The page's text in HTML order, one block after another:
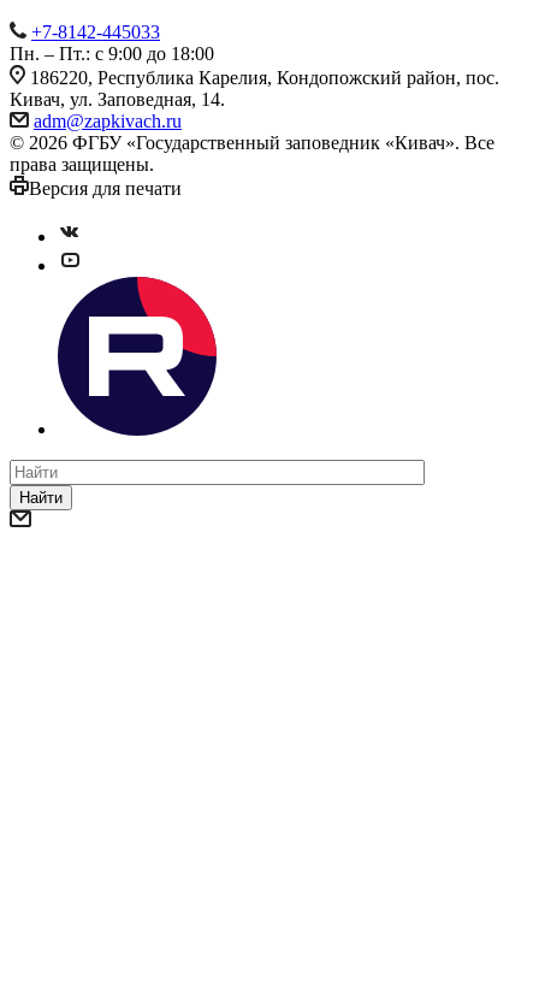
+7-8142-445033
Пн. – Пт.: с 9:00 до 18:00
186220, Республика Карелия, Кондопожский район, пос.
Кивач, ул. Заповедная, 14.
adm@zapkivach.ru
© 2026 ФГБУ «Государственный заповедник «Кивач». Все
права защищены.
Версия для печати
Найти